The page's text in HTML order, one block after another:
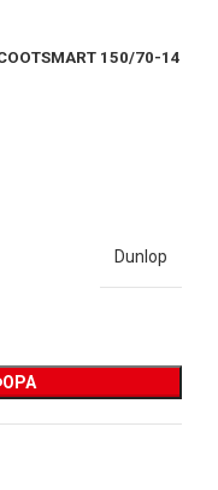
150/70-14
Dunlop